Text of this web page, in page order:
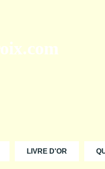
LIVRE D'OR